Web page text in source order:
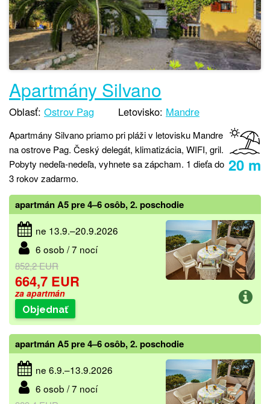
Apartmány Silvano
Oblasť: Ostrov Pag Letovisko: Mandre
20 m
Apartmány Silvano priamo pri pláži v letovisku Mandre
na ostrove Pag. Český delegát, klimatizácia, WIFI, gril.
Pobyty nedeľa-nedeľa, vyhnete sa zápcham. 1 dieťa do
3 rokov zadarmo.
apartmán A5 pre 4–6 osôb, 2. poschodie
ne 13.9.–20.9.2026
6 osob / 7 nocí
852,2 EUR
664,7 EUR
za apartmán
Objednať
apartmán A5 pre 4–6 osôb, 2. poschodie
ne 6.9.–13.9.2026
6 osob / 7 nocí